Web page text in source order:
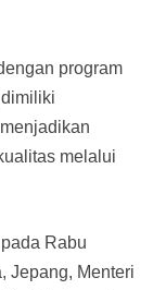
program
melalui
Rabu
Jepang, Menteri